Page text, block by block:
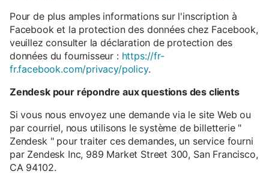
Pour de plus amples informations sur l'inscription à
Facebook et la protection des données chez Facebook,
veuillez consulter la déclaration de protection des
données du fournisseur : https://fr-
fr.facebook.com/privacy/policy.
Zendesk pour répondre aux questions des clients
Si vous nous envoyez une demande via le site Web ou
par courriel, nous utilisons le système de billetterie "
Zendesk " pour traiter ces demandes, un service fourni
par Zendesk Inc, 989 Market Street 300, San Francisco,
CA 94102.